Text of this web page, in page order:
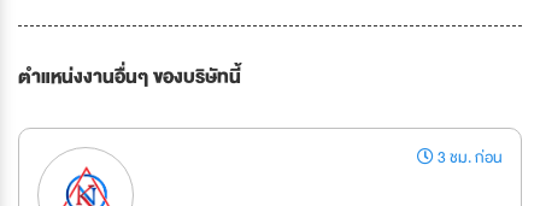
ตำแหน่งงานอื่นๆ ของบริษัทนี้
3 ชม. ก่อน